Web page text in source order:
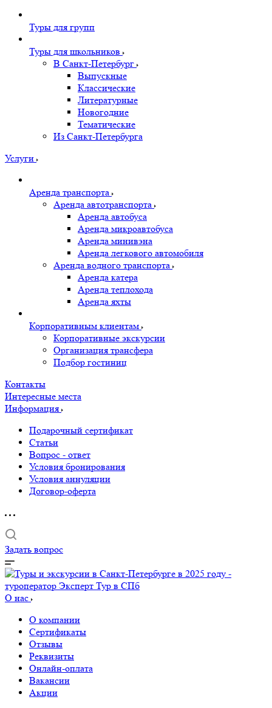
Туры для групп
Туры для школьников
В Санкт-Петербург
Выпускные
Классические
Литературные
Новогодние
Тематические
Из Санкт-Петербурга
Услуги
Аренда транспорта
Аренда автотранспорта
Аренда автобуса
Аренда микроавтобуса
Аренда минивэна
Аренда легкового автомобиля
Аренда водного транспорта
Аренда катера
Аренда теплохода
Аренда яхты
Корпоративным клиентам
Корпоративные экскурсии
Организация трансфера
Подбор гостиниц
Контакты
Интересные места
Информация
Подарочный сертификат
Статьи
Вопрос - ответ
Условия бронирования
Условия аннуляции
Договор-оферта
Задать вопрос
О нас
О компании
Сертификаты
Отзывы
Реквизиты
Онлайн-оплата
Вакансии
Акции